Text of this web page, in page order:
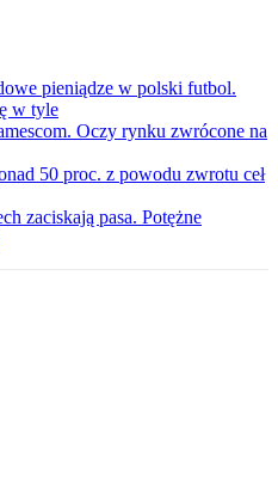
pieniądze w polski futbol.
w tyle
Oczy rynku zwrócone na
50 proc. z powodu zwrotu ceł
zaciskają pasa. Potężne